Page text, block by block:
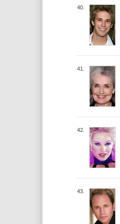
40.
41.
42.
43.